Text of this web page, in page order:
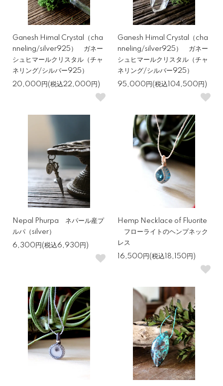
Ganesh Himal Crystal（cha
nneling/silver925） ガネー
シュヒマールクリスタル（チャ
ネリング/シルバー925）
20,000円(税込22,000円)
Ganesh Himal Crystal（cha
nneling/silver925） ガネー
シュヒマールクリスタル（チャ
ネリング/シルバー925）
95,000円(税込104,500円)
Nepal Phurpa ネパール産プ
ルパ（silver）
6,300円(税込6,930円)
Hemp Necklace of Fluorite
フローライトのヘンプネック
レス
16,500円(税込18,150円)